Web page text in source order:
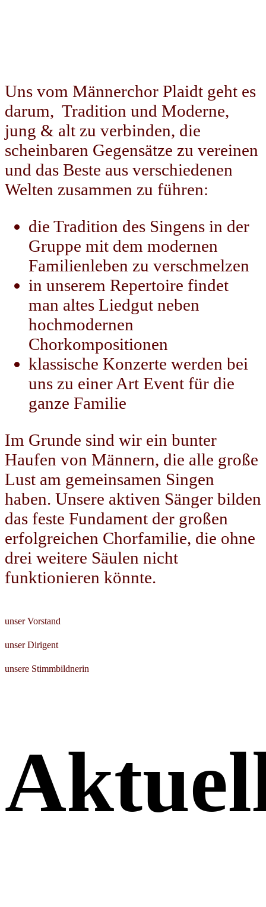
Uns vom Männerchor Plaidt geht es
darum, Tradition und Moderne,
jung & alt zu verbinden, die
scheinbaren Gegensätze zu vereinen
und das Beste aus verschiedenen
Welten zusammen zu führen:
die Tradition des Singens in der
Gruppe mit dem modernen
Familienleben zu verschmelzen
in unserem Repertoire findet
man altes Liedgut neben
hochmodernen
Chorkompositionen
klassische Konzerte werden bei
uns zu einer Art Event für die
ganze Familie
Im Grunde sind wir ein bunter
Haufen von Männern, die alle große
Lust am gemeinsamen Singen
haben. Unsere aktiven Sänger bilden
das feste Fundament der großen
erfolgreichen Chorfamilie, die ohne
drei weitere Säulen nicht
funktionieren könnte.
unser Vorstand
unser Dirigent
unsere Stimmbildnerin